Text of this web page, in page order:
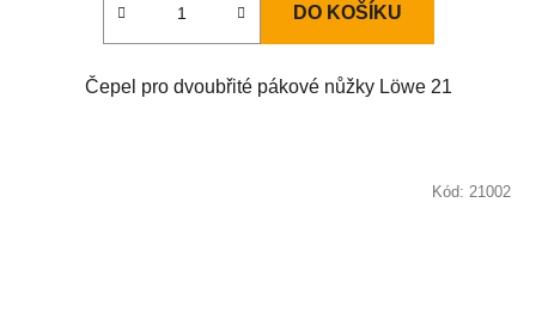
DO KOŠÍKU
Čepel pro dvoubřité pákové nůžky Löwe 21
Kód: 21002